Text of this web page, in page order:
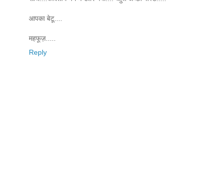
आपका बेटू....
महफूज़.....
Reply